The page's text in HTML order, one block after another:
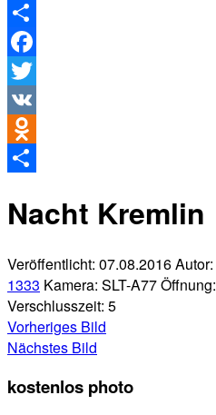
Odnoklassniki
Teilen
Facebook
Twitter
VK
Odnoklassniki
Nacht Kremlin
Veröffentlicht: 07.08.2016Autor:
1333 Kamera: SLT-A77Öffnung:
Verschlusszeit: 5
Vorheriges Bild
Nächstes Bild
kostenlos photo